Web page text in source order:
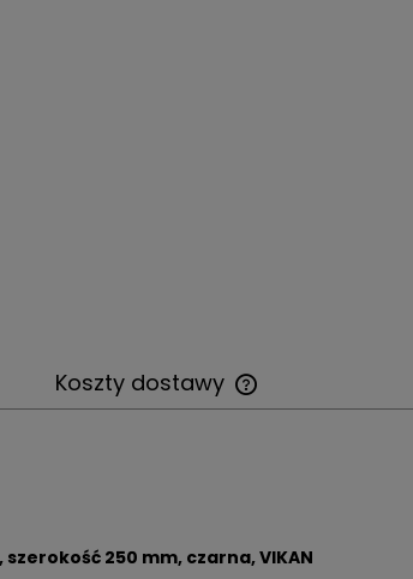
Koszty dostawy
250 mm, czarna, VIKAN